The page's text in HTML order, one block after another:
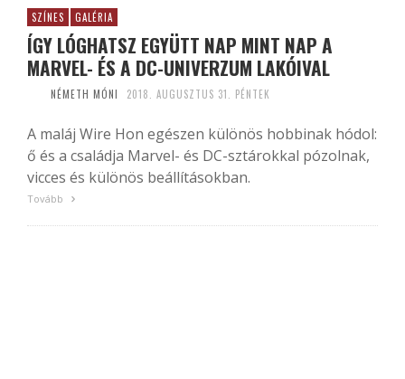
SZÍNES GALÉRIA
ÍGY LÓGHATSZ EGYÜTT NAP MINT NAP A
MARVEL- ÉS A DC-UNIVERZUM LAKÓIVAL
NÉMETH MÓNI 2018. AUGUSZTUS 31. PÉNTEK
A maláj Wire Hon egészen különös hobbinak hódol:
ő és a családja Marvel- és DC-sztárokkal pózolnak,
vicces és különös beállításokban.
Tovább